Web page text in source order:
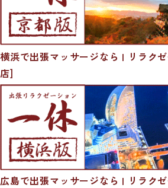
横浜で出張マッサージなら | リラク
店]
広島で出張マッサージなら | リラク